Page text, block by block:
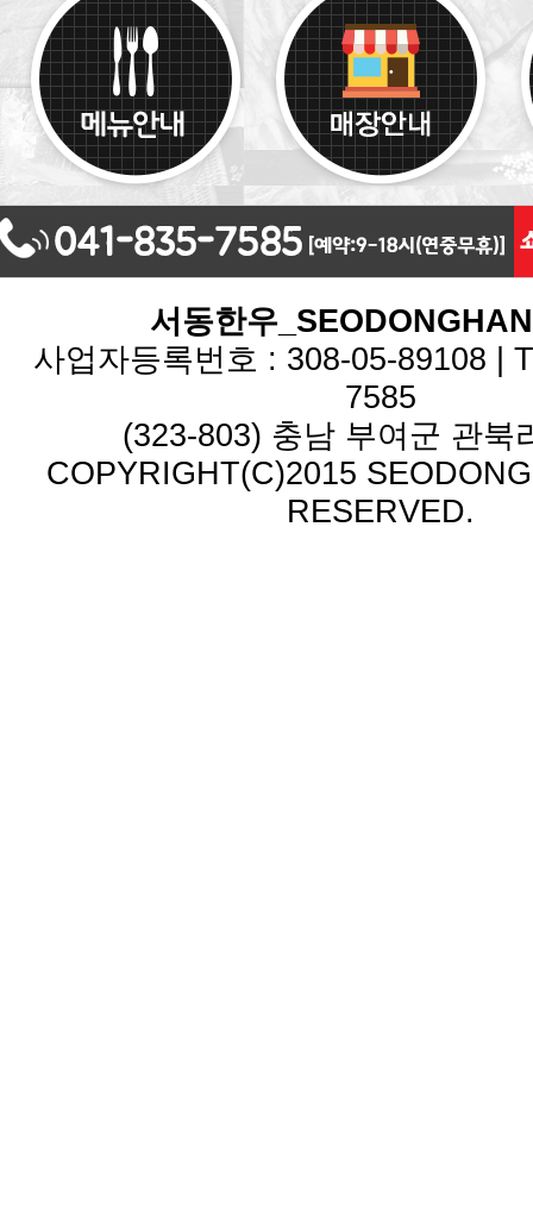
서동한우
사업자등록번호 : 308-05-89108 |
7585
(323-803) 충남 부여군 관북
COPYRIGHT(C)2015
RESERVED.